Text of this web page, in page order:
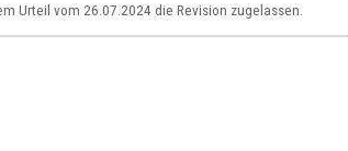
Urteil vom 26.07.2024 die Revision zugelassen.